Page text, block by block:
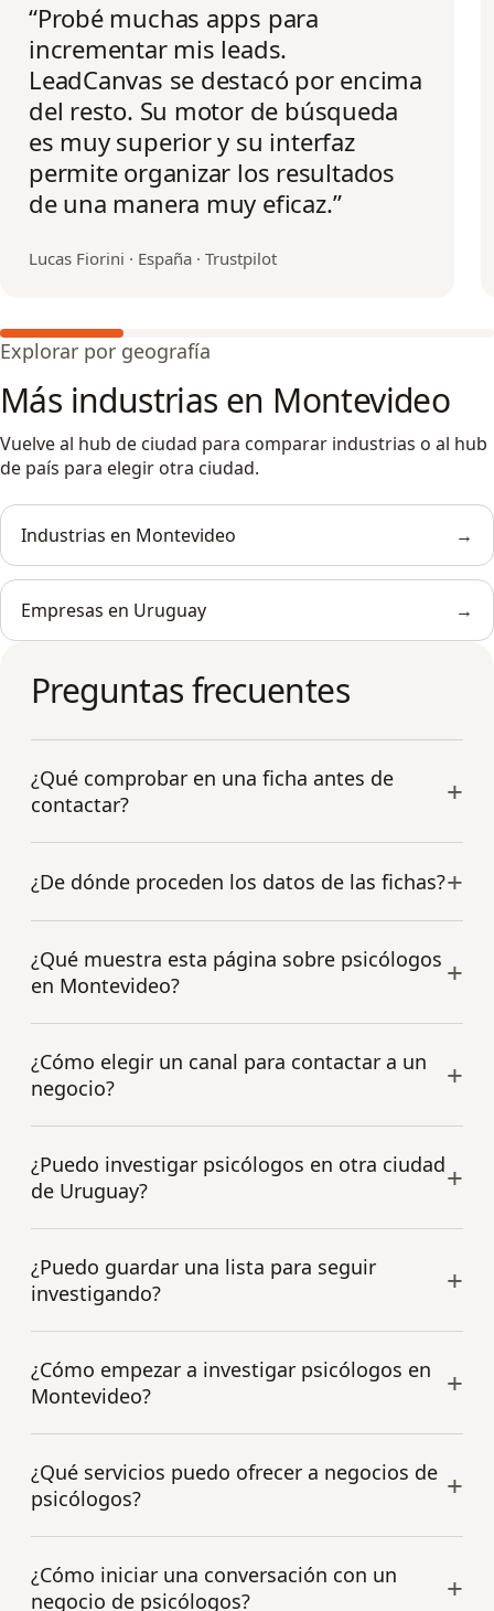
“Probé muchas apps para
incrementar mis leads.
LeadCanvas se destacó por encima
del resto. Su motor de búsqueda
es muy superior y su interfaz
permite organizar los resultados
de una manera muy eficaz.”
Lucas Fiorini · España · Trustpilot
Explorar por geografía
Más industrias en Montevideo
Vuelve al hub de ciudad para comparar industrias o al hub
de país para elegir otra ciudad.
Industrias en Montevideo →
Empresas en Uruguay →
Preguntas frecuentes
¿Qué comprobar en una ficha antes de
contactar?
¿De dónde proceden los datos de las fichas?
¿Qué muestra esta página sobre psicólogos
en Montevideo?
¿Cómo elegir un canal para contactar a un
negocio?
¿Puedo investigar psicólogos en otra ciudad
de Uruguay?
¿Puedo guardar una lista para seguir
investigando?
¿Cómo empezar a investigar psicólogos en
Montevideo?
¿Qué servicios puedo ofrecer a negocios de
psicólogos?
¿Cómo iniciar una conversación con un
negocio de psicólogos?